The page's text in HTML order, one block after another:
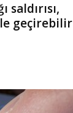
saldırısı,
geçirebilir